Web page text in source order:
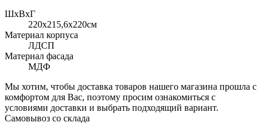
ШхВхГ
220x215,6х220см
Материал корпуса
ЛДСП
Материал фасада
МДФ
Мы хотим, чтобы доставка товаров нашего магазина прошла с
комфортом для Вас, поэтому просим ознакомиться с
условиями доставки и выбрать подходящий вариант.
Самовывоз со склада